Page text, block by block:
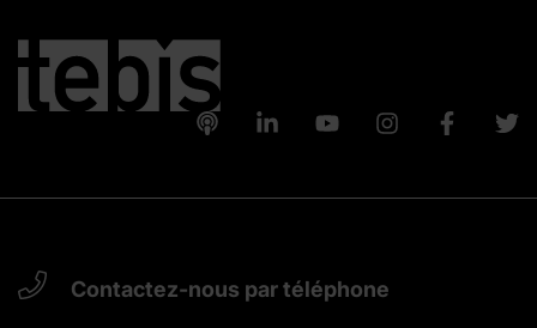
Contactez-nous par téléphone